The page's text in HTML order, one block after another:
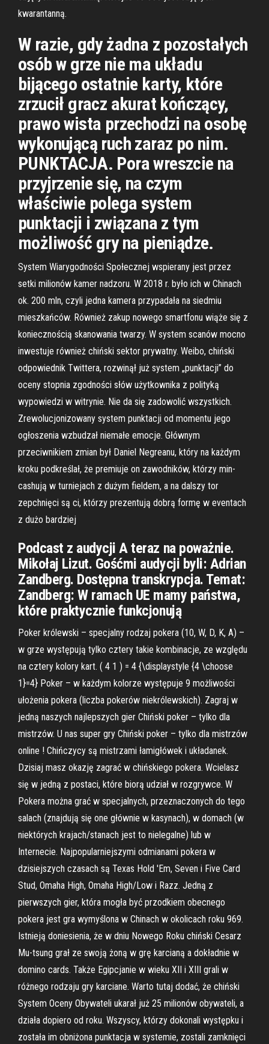
kwarantanną.
W razie, gdy żadna z pozostałych
osób w grze nie ma układu
bijącego ostatnie karty, które
zrzucił gracz akurat kończący,
prawo wista przechodzi na osobę
wykonującą ruch zaraz po nim.
PUNKTACJA. Pora wreszcie na
przyjrzenie się, na czym
właściwie polega system
punktacji i związana z tym
możliwość gry na pieniądze.
System Wiarygodności Społecznej wspierany jest przez
setki milionów kamer nadzoru. W 2018 r. było ich w Chinach
ok. 200 mln, czyli jedna kamera przypadała na siedmiu
mieszkańców. Również zakup nowego smartfonu wiąże się z
koniecznością skanowania twarzy. W system scanów mocno
inwestuje również chiński sektor prywatny. Weibo, chiński
odpowiednik Twittera, rozwinął już system „punktacji” do
oceny stopnia zgodności słów użytkownika z polityką
wypowiedzi w witrynie. Nie da się zadowolić wszystkich.
Zrewolucjonizowany system punktacji od momentu jego
ogłoszenia wzbudzał niemałe emocje. Głównym
przeciwnikiem zmian był Daniel Negreanu, który na każdym
kroku podkreślał, że premiuje on zawodników, którzy min-
cashują w turniejach z dużym fieldem, a na dalszy tor
zepchnięci są ci, którzy prezentują dobrą formę w eventach
z dużo bardziej
Podcast z audycji A teraz na poważnie.
Mikołaj Lizut. Gośćmi audycji byli: Adrian
Zandberg. Dostępna transkrypcja. Temat:
Zandberg: W ramach UE mamy państwa,
które praktycznie funkcjonują
Poker królewski – specjalny rodzaj pokera (10, W, D, K, A) –
w grze występują tylko cztery takie kombinacje, ze względu
na cztery kolory kart. ( 4 1 ) = 4 {\displaystyle {4 \choose
1}=4} Poker – w każdym kolorze występuje 9 możliwości
ułożenia pokera (liczba pokerów niekrólewskich). Zagraj w
jedną naszych najlepszych gier Chiński poker – tylko dla
mistrzów. U nas super gry Chiński poker – tylko dla mistrzów
online ! Chińczycy są mistrzami łamigłówek i układanek.
Dzisiaj masz okazję zagrać w chińskiego pokera. Wcielasz
się w jedną z postaci, które biorą udział w rozgrywce. W
Pokera można grać w specjalnych, przeznaczonych do tego
salach (znajdują się one głównie w kasynach), w domach (w
niektórych krajach/stanach jest to nielegalne) lub w
Internecie. Najpopularniejszymi odmianami pokera w
dzisiejszych czasach są Texas Hold 'Em, Seven i Five Card
Stud, Omaha High, Omaha High/Low i Razz. Jedną z
pierwszych gier, która mogła być przodkiem obecnego
pokera jest gra wymyślona w Chinach w okolicach roku 969.
Istnieją doniesienia, że w dniu Nowego Roku chiński Cesarz
Mu-tsung grał ze swoją żoną w grę karcianą a dokładnie w
domino cards. Także Egipcjanie w wieku XII i XIII grali w
różnego rodzaju gry karciane. Warto tutaj dodać, że chiński
System Oceny Obywateli ukarał już 25 milionów obywateli, a
działa dopiero od roku. Wszyscy, którzy dokonali występku i
została im obniżona punktacja w systemie, zostali zamknięci